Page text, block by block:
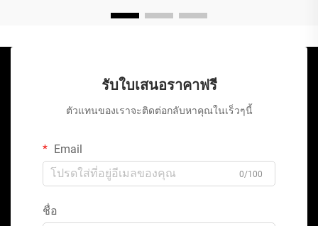
รับใบเสนอราคาฟรี
ตัวแทนของเราจะติดต่อกลับหาคุณในเร็วๆนี้
Email
0/100
ชื่อ